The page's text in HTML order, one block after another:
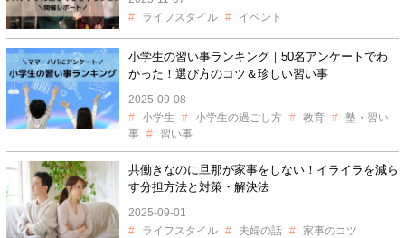
ライフスタイル
イベント
小学生の習い事ランキング｜50名アンケートでわ
かった！選び方のコツ＆珍しい習い事
2025-09-08
小学生
小学生の過ごし方 教育
塾・習い
事
習い事
共働きなのに旦那が家事をしない！イライラを減ら
す分担方法と対策・解決法
2025-09-01
ライフスタイル
夫婦の話 家事のコツ